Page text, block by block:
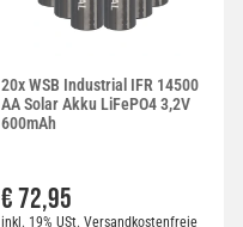
20x WSB Industrial IFR 14500
AA Solar Akku LiFePO4 3,2V
600mAh
€ 72,95
inkl. 19% USt. Versandkostenfreie